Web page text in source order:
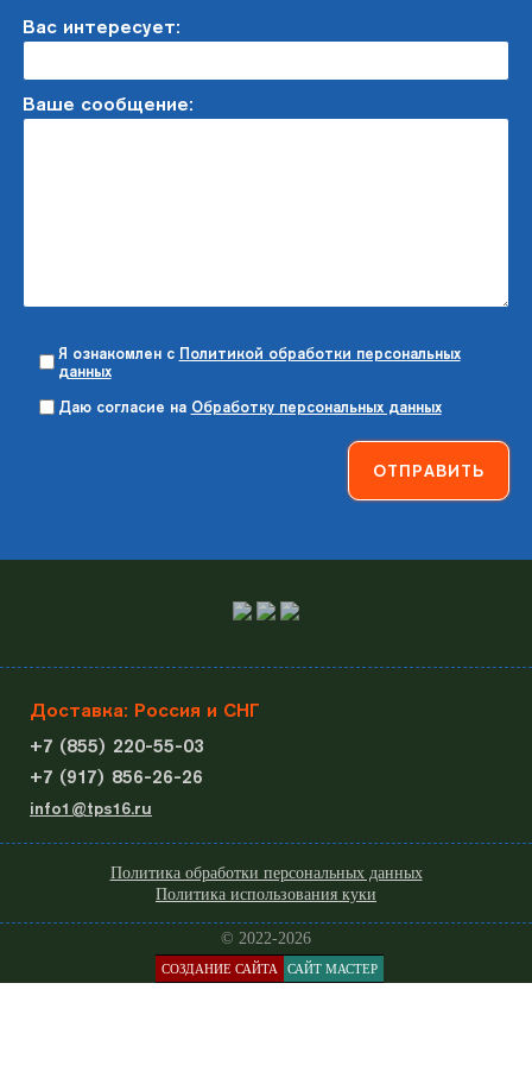
Вас интересует:
Ваше сообщение:
Я ознакомлен с Политикой обработки персональных
данных
Даю согласие на Обработку персональных данных
Доставка: Россия и СНГ
+7 (855) 220-55-03
+7 (917) 856-26-26
info1@tps16.ru
Политика обработки персональных данных
Политика использования куки
© 2022-2026
СОЗДАНИЕ САЙТА САЙТ МАСТЕР